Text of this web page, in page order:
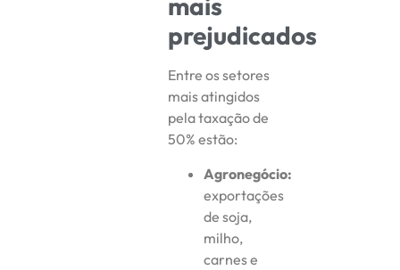
prejudicados
Entre os setores
mais atingidos
pela taxação de
50% estão:
Agronegócio:
exportações
de soja,
milho,
carnes e